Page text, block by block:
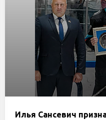
Илья Сансевич